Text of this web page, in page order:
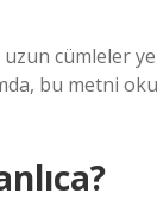
cümleler
bu metni